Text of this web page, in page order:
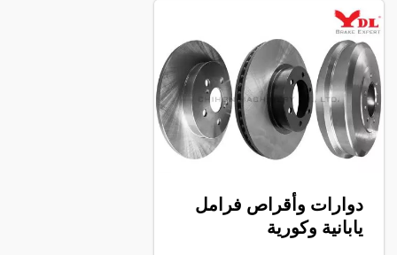
دوارات وأقراص فرامل
يابانية وكورية